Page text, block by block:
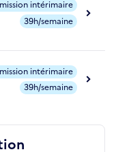
intérimaire
39h/semaine
intérimaire
39h/semaine